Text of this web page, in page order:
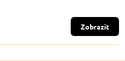
Zobrazit